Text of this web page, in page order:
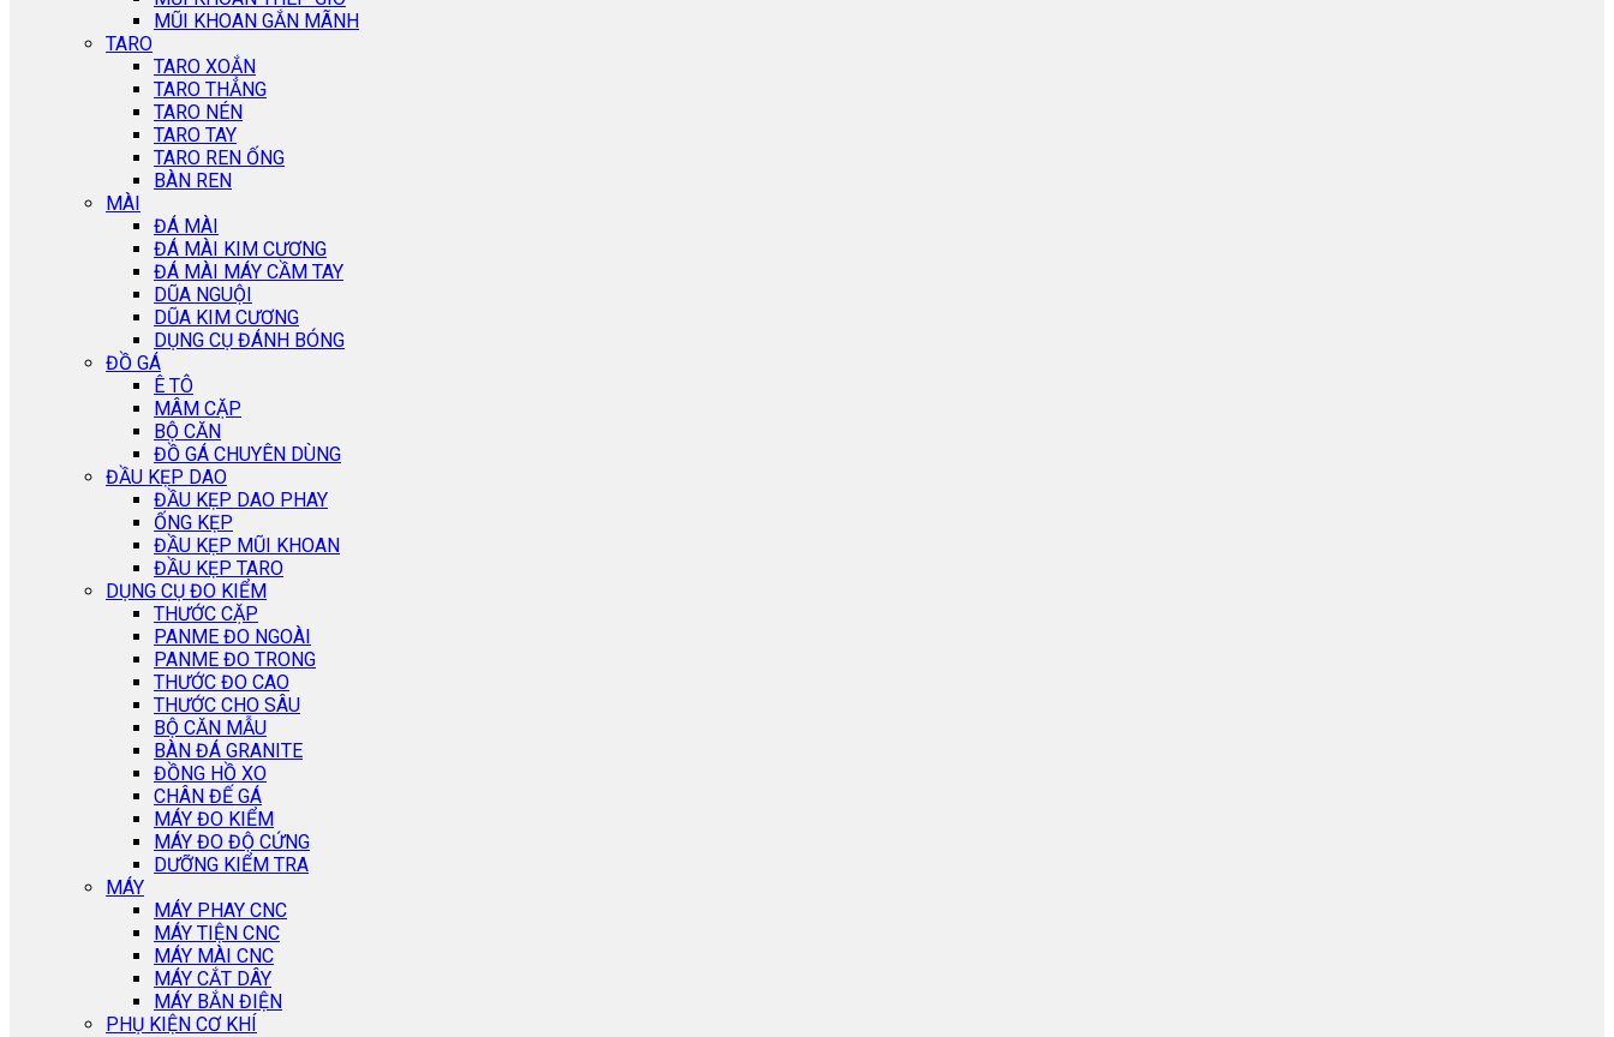
MŨI KHOAN GẮN MÃNH
TARO
TARO XOẮN
TARO THẲNG
TARO NÉN
TARO TAY
TARO REN ỐNG
BÀN REN
MÀI
ĐÁ MÀI
ĐÁ MÀI KIM CƯƠNG
ĐÁ MÀI MÁY CẦM TAY
DŨA NGUỘI
DŨA KIM CƯƠNG
DỤNG CỤ ĐÁNH BÓNG
ĐỒ GÁ
Ê TÔ
MÂM CẶP
BỘ CĂN
ĐỒ GÁ CHUYÊN DÙNG
ĐẦU KẸP DAO
ĐẦU KẸP DAO PHAY
ỐNG KẸP
ĐẦU KẸP MŨI KHOAN
ĐẦU KẸP TARO
DỤNG CỤ ĐO KIỂM
THƯỚC CẶP
PANME ĐO NGOÀI
PANME ĐO TRONG
THƯỚC ĐO CAO
THƯỚC CHO SÂU
BỘ CĂN MẪU
BÀN ĐÁ GRANITE
ĐỒNG HỒ XO
CHÂN ĐẾ GÁ
MÁY ĐO KIỂM
MÁY ĐO ĐỘ CỨNG
DƯỠNG KIỂM TRA
MÁY
MÁY PHAY CNC
MÁY TIỆN CNC
MÁY MÀI CNC
MÁY CẮT DÂY
MÁY BẮN ĐIỆN
PHỤ KIỆN CƠ KHÍ